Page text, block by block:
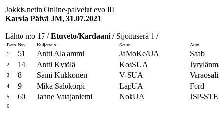
Jokkis.netin Online-palvelut evo III
Karvia Päivä JM, 31.07.2021
Lähtö n:o 17 /Etuveto/Kardaani / Sijoituserä 1 /
Rata Nro Kuljettaja Seura
Auto
1
51 Antti Alalammi JaMoKe/UA Saab
2 14 Antti Kytölä KosSUA
3 8 Sami Kukkonen V-SUA
4 9 Mika Salokorpi LapUA Ford
5 60 Janne Vatajaniemi NokUA JSP-
6